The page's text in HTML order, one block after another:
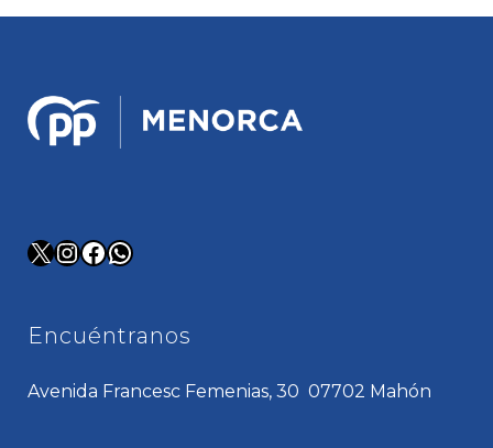
X Instagram
Facebook
WhatsApp
Encuéntranos
Avenida Francesc Femenias, 30 07702 Mahón